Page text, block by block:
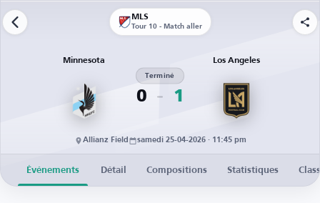
MLS
Tour 10 - Match aller
Minnesota
0
Terminé
1
Los Angeles
Allianz Field samedi 25-04-2026 · 11:45 pm
Événements Détail Compositions Statistiques